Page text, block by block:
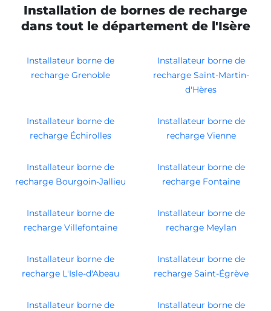
Installation de bornes de recharge
dans tout le département de l'Isère
Installateur borne de
recharge Grenoble
Installateur borne de
recharge Saint-Martin-
d'Hères
Installateur borne de
recharge Échirolles
Installateur borne de
recharge Vienne
Installateur borne de
recharge Bourgoin-Jallieu
Installateur borne de
recharge Fontaine
Installateur borne de
recharge Villefontaine
Installateur borne de
recharge Meylan
Installateur borne de
recharge L'Isle-d'Abeau
Installateur borne de
recharge Saint-Égrève
Installateur borne de
Installateur borne de